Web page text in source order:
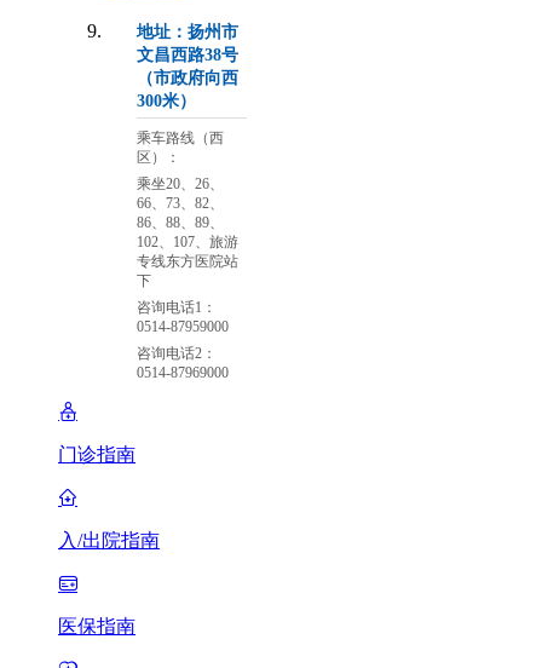
地址：扬州市
文昌西路38号
（市政府向西
300米）
乘车路线（西
区）：
乘坐20、26、
66、73、82、
86、88、89、
102、107、旅游
专线东方医院站
下
咨询电话1：
0514-87959000
咨询电话2：
0514-87969000
门诊指南
入/出院指南
医保指南